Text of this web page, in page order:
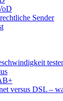
Sender
versus DSL –